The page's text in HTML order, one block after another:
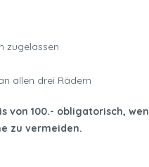
zugelassen
allen drei Rädern
von 100.- obligatorisch,
zu vermeiden.